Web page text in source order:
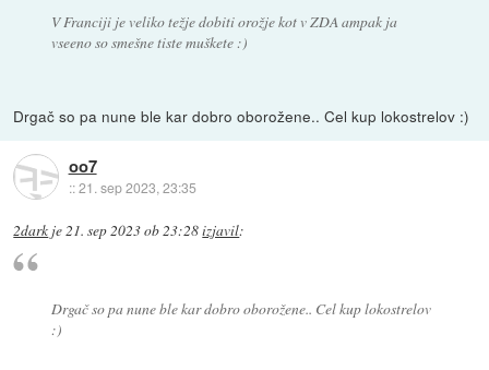
V Franciji je veliko težje dobiti orožje kot v ZDA ampak ja
vseeno so smešne tiste muškete :)
Drgač so pa nune ble kar dobro oborožene.. Cel kup lokostrelov :)
oo7
::21. sep 2023, 23:35
2dark je21. sep 2023 ob 23:28izjavil:
Drgač so pa nune ble kar dobro oborožene.. Cel kup lokostrelov
:)